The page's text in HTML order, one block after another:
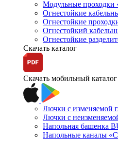
Модульные проходки
Огнестойкие
Огнестойкие
Огнестойкий
Огнестойкие
Скачать каталог
Скачать мобильный каталог
Лючки с изменяемой
Лючки с
Напольная башенка
Напольные каналы